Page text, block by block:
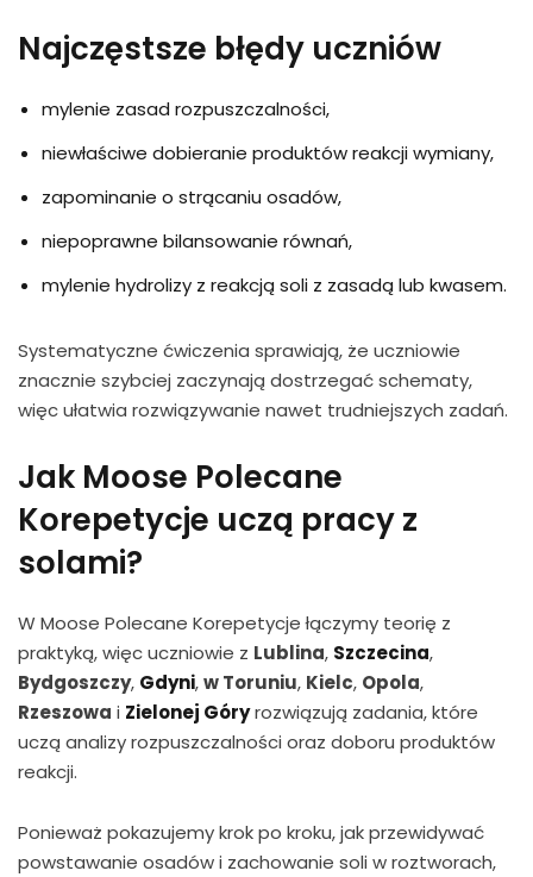
Najczęstsze błędy uczniów
mylenie zasad rozpuszczalności,
niewłaściwe dobieranie produktów reakcji wymiany,
zapominanie o strącaniu osadów,
niepoprawne bilansowanie równań,
mylenie hydrolizy z reakcją soli z zasadą lub kwasem.
Systematyczne ćwiczenia sprawiają, że uczniowie
znacznie szybciej zaczynają dostrzegać schematy,
więc ułatwia rozwiązywanie nawet trudniejszych zadań.
Jak Moose Polecane
Korepetycje uczą pracy z
solami?
W Moose Polecane Korepetycje łączymy teorię z
praktyką, więc uczniowie z Lublina, Szczecina,
Bydgoszczy, Gdyni,w Toruniu, Kielc, Opola,
Rzeszowa i Zielonej Góryrozwiązują zadania, które
uczą analizy rozpuszczalności oraz doboru produktów
reakcji.
Ponieważ pokazujemy krok po kroku, jak przewidywać
powstawanie osadów i zachowanie soli w roztworach,